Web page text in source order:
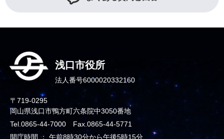
浅口市役所
法人番号6000020332160
〒719-0295
岡山県浅口市鴨方町六条院中3050番地
Tel.0865-44-7000 Fax.0865-44-5771
開庁時間 ： 午前8時30分から午後5時15分